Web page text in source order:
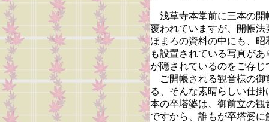
浅草寺本堂前に三本の開
覆われていますが、開帳
ほまろの資料の中にも、
も設置されている写真が
が隠されているのをご存
ご開帳される観音様の御
る、そんな素晴らしい仕
本の卒塔婆は、御前立の
ですから、誰もが卒塔婆